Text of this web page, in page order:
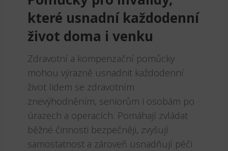
které usnadní každodenní
život doma i venku
Zdravotní a kompenzační pomůcky
mohou výrazně usnadnit každodenní
život lidem se zdravotním
znevýhodněním, seniorům i osobám po
úrazech a operacích. Pomáhají zvládat
běžné činnosti bezpečněji, zvyšují
samostatnost a zároveň usnadňují péči